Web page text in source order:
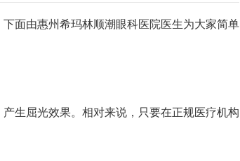
面由惠州希玛林顺潮眼科医院医生为大家简单
屈光效果。相对来说，只要在正规医疗机构